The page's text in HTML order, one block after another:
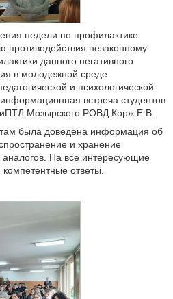
недели по профилактике
противодействия незаконному
данного негативного
в молодежной среде
и психологической
встреча студентов
Мозырского РОВД Корж Е.В.
была доведена информация об
и хранение
аналогов. На все интересующие
ответы.